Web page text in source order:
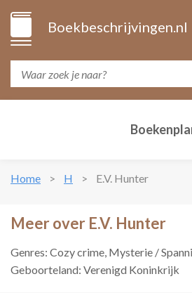
Boekbeschrijvingen.nl
Home H E.V. Hunter
Meer over E.V. Hunter
Genres: Cozy crime, Mysterie /
Geboorteland: Verenigd Koninkrijk